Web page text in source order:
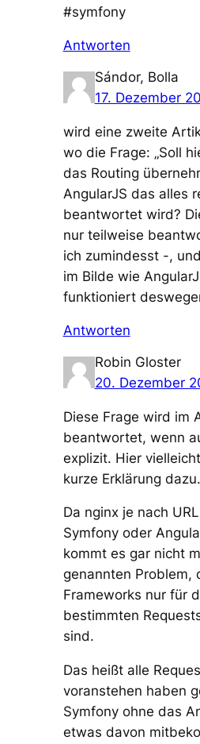
#symfony
Antworten
Sándor, Bolla
17. Dezember
wird eine zweite
wo die Frage: „Soll
das Routing
AngularJS das alles
beantwortet wird?
nur teilweise
ich zumindesst -,
im Bilde wie
funktioniert
Antworten
Robin Gloster
20. Dezember
Diese Frage wird im
beantwortet, wenn
explizit. Hier
kurze Erklärung dazu.
Da nginx je nach
Symfony oder
kommt es gar nicht
genannten Problem,
Frameworks nur für
bestimmten
sind.
Das heißt alle
voranstehen haben
Symfony ohne das
etwas davon